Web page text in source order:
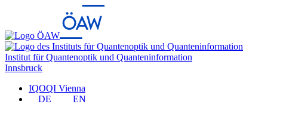
Institut für Quantenoptik und Quanteninformation
Innsbruck
IQOQI Vienna
DE
EN